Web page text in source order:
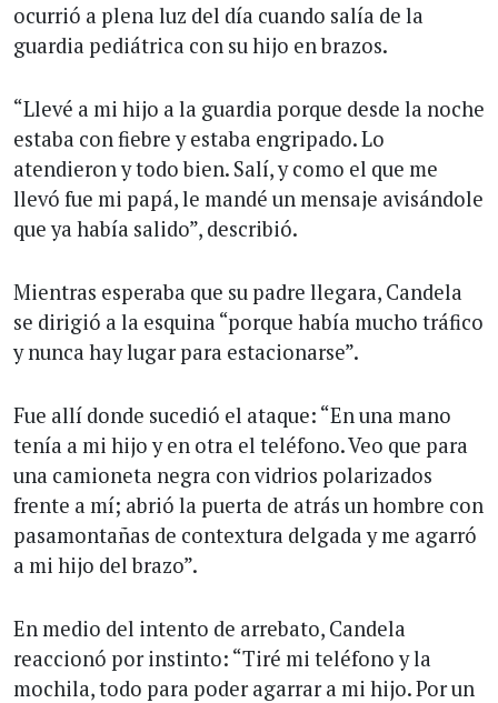
ocurrió a plena luz del día cuando salía de la
guardia pediátrica con su hijo en brazos.
“Llevé a mi hijo a la guardia porque desde la noche
estaba con fiebre y estaba engripado. Lo
atendieron y todo bien. Salí, y como el que me
llevó fue mi papá, le mandé un mensaje avisándole
que ya había salido”, describió.
Mientras esperaba que su padre llegara, Candela
se dirigió a la esquina “porque había mucho tráfico
y nunca hay lugar para estacionarse”.
Fue allí donde sucedió el ataque: “En una mano
tenía a mi hijo y en otra el teléfono. Veo que para
una camioneta negra con vidrios polarizados
frente a mí; abrió la puerta de atrás un hombre con
pasamontañas de contextura delgada y me agarró
a mi hijo del brazo”.
En medio del intento de arrebato, Candela
reaccionó por instinto: “Tiré mi teléfono y la
mochila, todo para poder agarrar a mi hijo. Por un